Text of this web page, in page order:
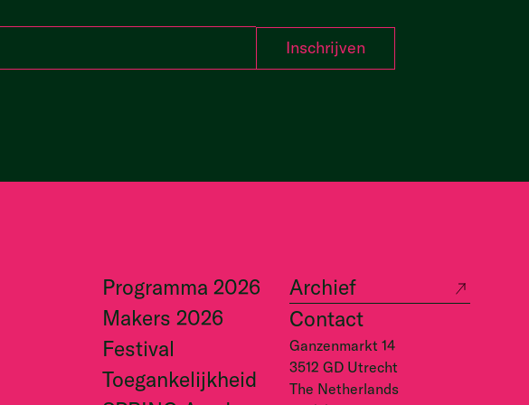
Programma 2026
Makers 2026
Festival
Toegankelijkheid
Archief
Contact
Ganzenmarkt 14
3512 GD Utrecht
The Netherlands